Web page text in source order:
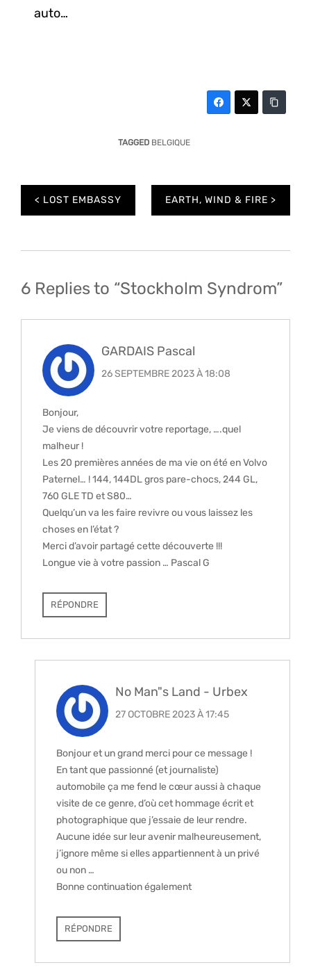
auto…
TAGGED BELGIQUE
Navigation
de
LOST EMBASSY EARTH, WIND & FIRE
6 Replies to “Stockholm Syndrom”
GARDAIS Pascal
26 SEPTEMBRE 2023 À 18:08
Bonjour,
Je viens de découvrir votre reportage, ….quel
malheur !
Les 20 premières années de ma vie on été en Volvo
Paternel… ! 144, 144DL gros pare-chocs, 244 GL,
760 GLE TD et S80…
Quelqu’un va les faire revivre ou vous laissez les
choses en l’état ?
Merci d’avoir partagé cette découverte !!!
Longue vie à votre passion … Pascal G
RÉPONDRE
No Man"s Land - Urbex
27 OCTOBRE 2023 À 17:45
Bonjour et un grand merci pour ce message !
En tant que passionné (et journaliste)
automobile ça me fend le cœur aussi à chaque
visite de ce genre, d’où cet hommage écrit et
photographique que j’essaie de leur rendre.
Aucune idée sur leur avenir malheureusement,
j’ignore même si elles appartiennent à un privé
ou non …
Bonne continuation également
RÉPONDRE